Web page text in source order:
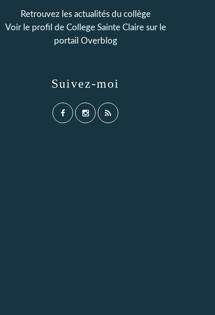
Retrouvez les actualités du collège
Voir le profil de College Sainte Clairesur le
portail Overblog
Suivez-moi